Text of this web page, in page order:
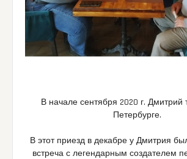
В начале сентября 2020 г. Дмитрий
Петербурге.
В этот приезд в декабре у Дмитрия
встреча с легендарным создателем